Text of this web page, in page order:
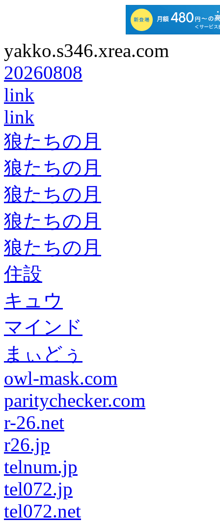
yakko.s346.xrea.com
20260808
link
link
狼たちの月
狼たちの月
狼たちの月
狼たちの月
狼たちの月
住設
キュウ
マインド
まぃどぅ
owl-mask.com
paritychecker.com
r-26.net
r26.jp
telnum.jp
tel072.jp
tel072.net